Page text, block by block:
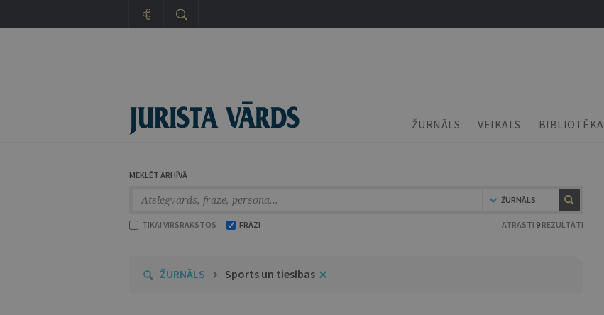
ŽURNĀLS VEIKALS BIBLIOTĒKA
MEKLĒT ARHĪVĀ
ŽURNĀLS
TIKAI VIRSRAKSTOS FRĀZI ATRASTI 9 REZULTĀTI
ŽURNĀLS Sports un tiesības